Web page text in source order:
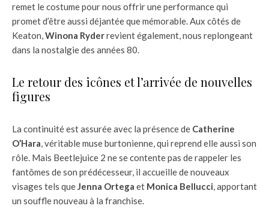
remet le costume pour nous offrir une performance qui
promet d’être aussi déjantée que mémorable. Aux côtés de
Keaton,Winona Ryderrevient également, nous replongeant
dans la nostalgie des années 80.
Le retour des icônes et l’arrivée de nouvelles
figures
La continuité est assurée avec la présence de Catherine
O’Hara, véritable muse burtonienne, qui reprend elle aussi son
rôle. Mais Beetlejuice 2 ne se contente pas de rappeler les
fantômes de son prédécesseur, il accueille de nouveaux
visages tels queJenna Ortega et Monica Bellucci, apportant
un souffle nouveau à la franchise.